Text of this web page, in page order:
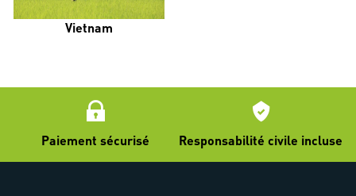
Vietnam
Paiement sécurisé Responsabilité civile incluse